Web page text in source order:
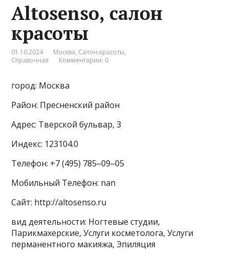
Altosenso, салон
красоты
01.10.2024 Москва, Салон красоты,
Справочная
Комментарии: 0
город: Москва
Район: Пресненский район
Адрес: Тверской бульвар, 3
Индекс: 123104.0
Телефон: +7 (495) 785‒09‒05
Мобильный Телефон: nan
Сайт: http://altosenso.ru
вид деятельности: Ногтевые студии,
Парикмахерские, Услуги косметолога, Услуги
перманентного макияжа, Эпиляция